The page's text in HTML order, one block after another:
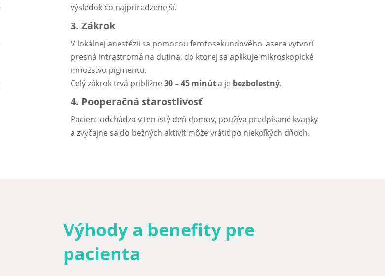
výsledok čo najprirodzenejší.
3. Zákrok
V lokálnej anestézii sa pomocou femtosekundového lasera vytvorí
presná intrastromálna dutina, do ktorej sa aplikuje mikroskopické
množstvo pigmentu.
Celý zákrok trvá približne 30 – 45 minúta je bezbolestný.
4. Pooperačná starostlivosť
Pacient odchádza v ten istý deň domov, používa predpísané kvapky
a zvyčajne sa do bežných aktivít môže vrátiť po niekoľkých dňoch.
Výhody a benefity pre
pacienta